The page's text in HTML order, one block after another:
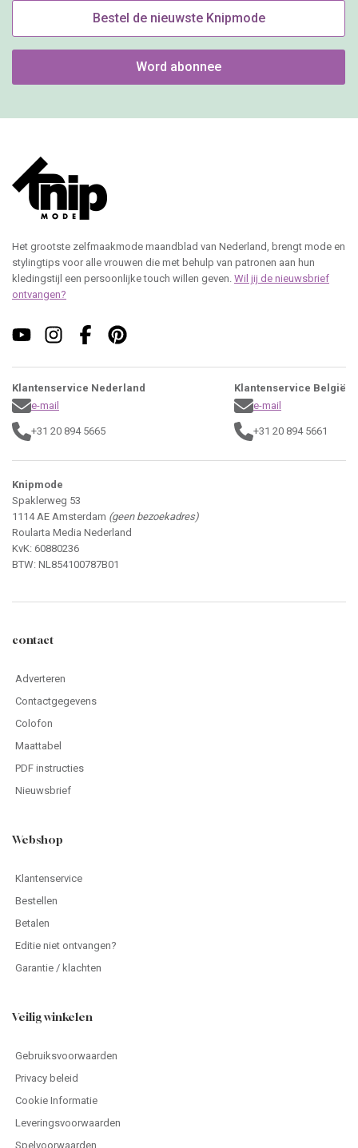
Bestel de nieuwste Knipmode
Word abonnee
Het grootste zelfmaakmode maandblad van Nederland, brengt mode en
stylingtips voor alle vrouwen die met behulp van patronen aan hun
kledingstijl een persoonlijke touch willen geven. Wil jij de nieuwsbrief
ontvangen?
Klantenservice Nederland
e-mail
+31 20 894 5665
Klantenservice België
e-mail
+31 20 894 5661
Knipmode
Spaklerweg 53
1114 AE Amsterdam (geen bezoekadres)
Roularta Media Nederland
KvK: 60880236
BTW: NL854100787B01
contact
Adverteren
Contactgegevens
Colofon
Maattabel
PDF instructies
Nieuwsbrief
Webshop
Klantenservice
Bestellen
Betalen
Editie niet ontvangen?
Garantie / klachten
Veilig winkelen
Gebruiksvoorwaarden
Privacy beleid
Cookie Informatie
Leveringsvoorwaarden
Spelvoorwaarden